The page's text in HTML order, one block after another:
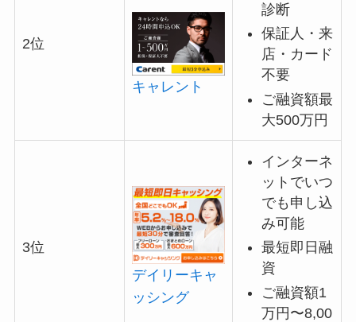
2位
キャレント
診断
保証人・来
店・カード
不要
ご融資額最
大500万円
3位
デイリーキャ
ッシング
インターネ
ットでいつ
でも申し込
み可能
最短即日融
資
ご融資額1
万円〜8,00